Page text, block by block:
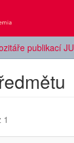
publikací JU